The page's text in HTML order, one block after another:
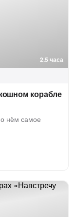
2.5 часа
корабле
нём самое